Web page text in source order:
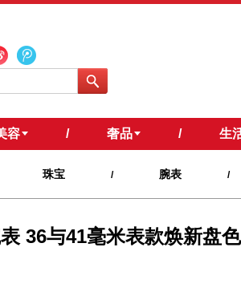
容 / 奢品 / 生
珠宝 / 腕表 /
36与41毫米表款焕新盘